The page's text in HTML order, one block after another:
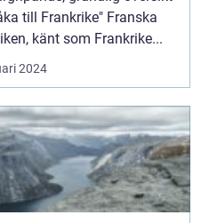
till Frankrike" Franska
känt som Frankrike...
2024